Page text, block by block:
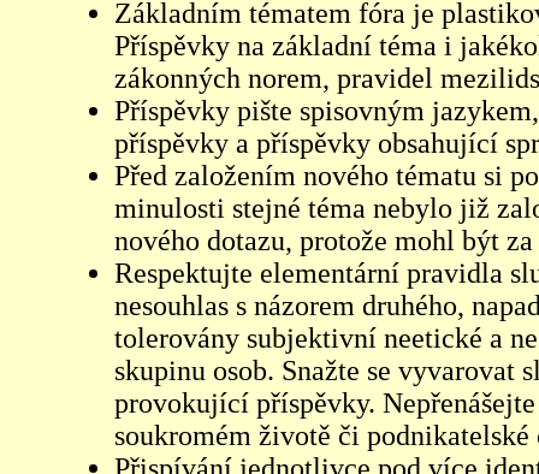
Základním tématem fóra je
Příspěvky na základní téma i
zákonných norem, pravidel
Příspěvky pište spisovným
příspěvky a příspěvky obsahující
Před založením nového tématu si
minulosti stejné téma nebylo již
nového dotazu, protože mohl být
Respektujte elementární pravidla
nesouhlas s názorem druhého,
tolerovány subjektivní neetické a
skupinu osob. Snažte se vyvarovat
provokující příspěvky.
soukromém životě či podnikatelské